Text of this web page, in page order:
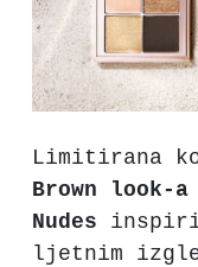
Limitirana
Brown look-a
Nudes
ljetnim